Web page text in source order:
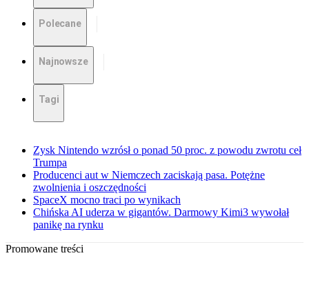
Polecane
Najnowsze
Tagi
Zysk Nintendo wzrósł o ponad 50 proc. z powodu zwrotu ceł
Trumpa
Producenci aut w Niemczech zaciskają pasa. Potężne
zwolnienia i oszczędności
SpaceX mocno traci po wynikach
Chińska AI uderza w gigantów. Darmowy Kimi3 wywołał
panikę na rynku
Promowane treści